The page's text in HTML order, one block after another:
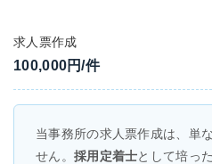
求人票作成
100,000円/件
当事務所の求人票作成は、単
せん。 採用定着士として培っ